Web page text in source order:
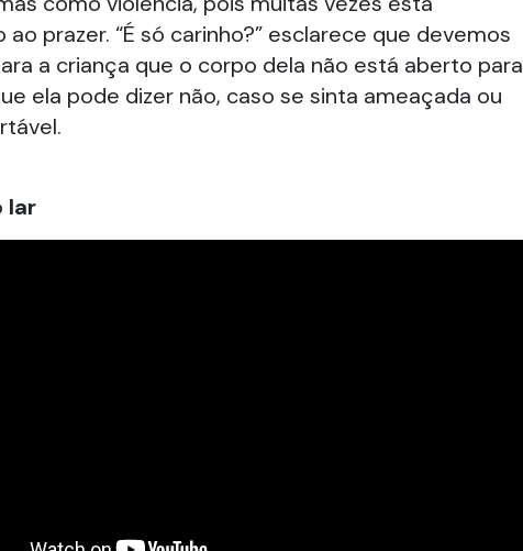
ao prazer. “É só carinho?” esclarece que devemos
a criança que o corpo dela não está aberto para
ela pode dizer não, caso se sinta ameaçada ou
lar